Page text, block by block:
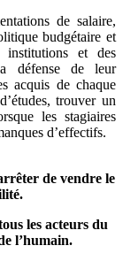
de salaire,
budgétaire et
institutions et des
défense de leur
acquis de chaque
trouver un
les stagiaires
d’effectifs.
de vendre le
les acteurs du
l’humain.